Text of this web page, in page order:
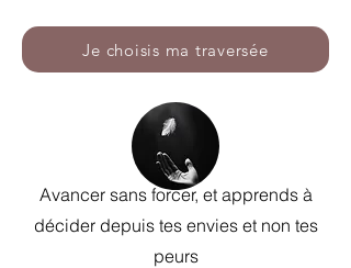
Je choisis ma traversée
Avancer sans forcer, et apprends à
décider depuis tes envies et non tes
peurs